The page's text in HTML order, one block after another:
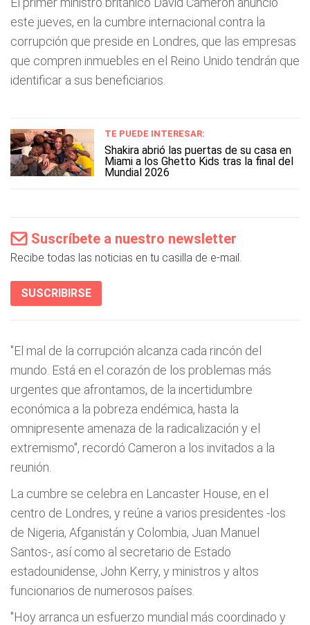
este jueves, en la cumbre internacional contra la
corrupción que preside en Londres, que las empresas
que compren inmuebles en el Reino Unido tendrán que
identificar a sus beneficiarios.
TE PUEDE INTERESAR:
Shakira abrió las puertas de su casa en
Miami a los Ghetto Kids tras la final del
Mundial 2026
Suscríbete a nuestro newsletter
Recibe todas las noticias en tu casilla de e-mail.
SUSCRIBIRSE
"El mal de la corrupción alcanza cada rincón del
mundo. Está en el corazón de los problemas más
urgentes que afrontamos, de la incertidumbre
económica a la pobreza endémica, hasta la
omnipresente amenaza de la radicalización y el
extremismo", recordó Cameron a los invitados a la
reunión.
La cumbre se celebra en Lancaster House, en el
centro de Londres, y reúne a varios presidentes -los
de Nigeria, Afganistán y Colombia, Juan Manuel
Santos-, así como al secretario de Estado
estadounidense, John Kerry, y ministros y altos
funcionarios de numerosos países.
"Hoy arranca un esfuerzo mundial más coordinado y